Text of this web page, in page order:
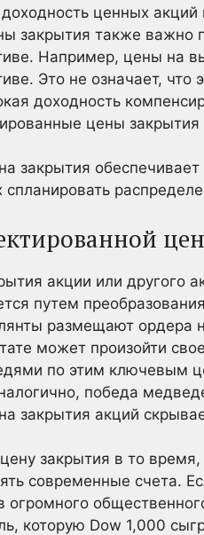
ценных
закрытия также важно
Например, цены на
Это не означает,
доходность
цены
закрытия
акции или другого
путем
размещают
может произойти
по этим ключевым
победа
закрытия акций
закрытия в то
современные счета.
огромного
которую Dow 1,000